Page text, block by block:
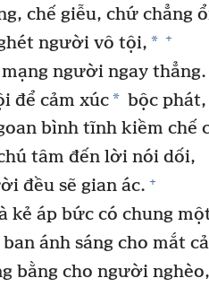
chế giễu, chứ chẳng
người vô tội, * +
người ngay thẳng.
để cảm xúc* bộc phát,
bình tĩnh kiềm chế
tâm đến lời nói dối,
đều sẽ gian ác. +
kẻ áp bức có chung
ánh sáng cho mắt
bằng cho người nghèo,